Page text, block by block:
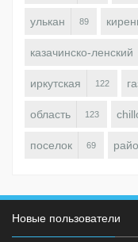
улькан 89
казачинско-ленский
иркутская 122
область 123
поселок 69
Новые пользователи